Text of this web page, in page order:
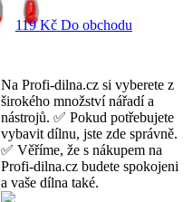
119Kč Do obchodu
Na Profi-dilna.cz si vyberete z
širokého množství nářadí a
nástrojů. ✅ Pokud potřebujete
vybavit dílnu, jste zde správně.
✅ Věříme, že s nákupem na
Profi-dilna.cz budete spokojeni
a vaše dílna také.